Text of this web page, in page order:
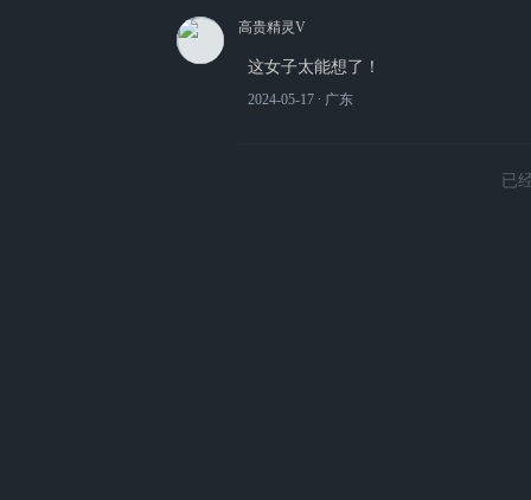
高贵精灵V
这女子太能想了！
2024-05-17 ∙ 广东
已